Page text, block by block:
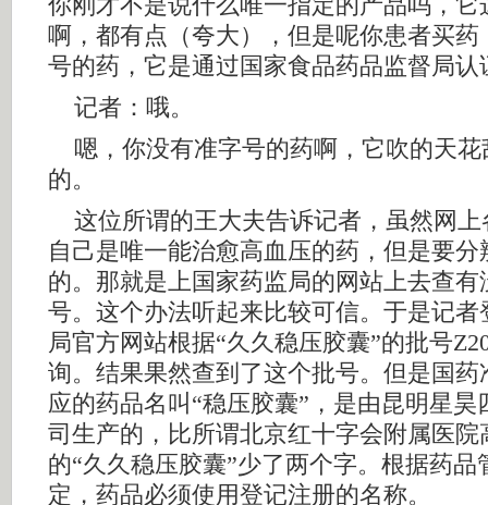
你刚才不是说什么唯一指定的产品吗，它
啊，都有点（夸大），但是呢你患者买药
号的药，它是通过国家食品药品监督局认
记者：哦。
嗯，你没有准字号的药啊，它吹的天花
的。
这位所谓的王大夫告诉记者，虽然网上
自己是唯一能治愈高血压的药，但是要
的。那就是上国家药监局的网站上去查有
号。这个办法听起来比较可信。于是记者
局官方网站根据“久久稳压胶囊”的批号
询。结果果然查到了这个批号。但是国药
应的药品名叫“稳压胶囊”，是由昆明星昊
司生产的，比所谓北京红十字会附属医院
的“久久稳压胶囊”少了两个字。根据药品
定，药品必须使用登记注册的名称。